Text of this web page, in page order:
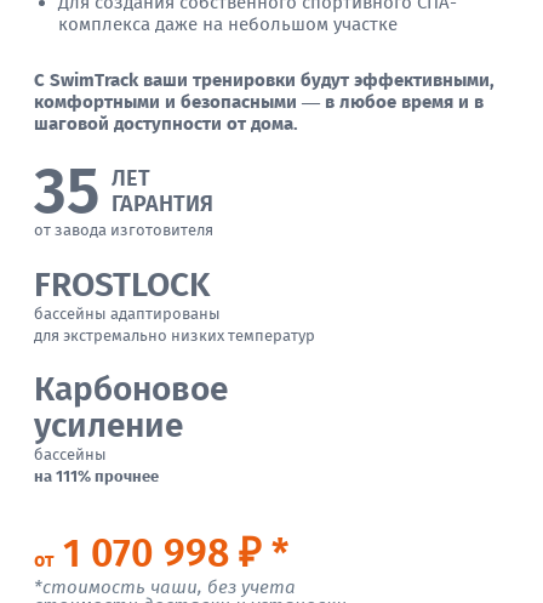
комплекса даже на небольшом участке
С SwimTrack ваши тренировки будут эффективными,
комфортными и безопасными — в любое время и в
шаговой доступности от дома.
35 ЛЕТ
ГАРАНТИЯ
от завода изготовителя
FROSTLOCK
бассейны адаптированы
для экстремально низких температур
Карбоновое
усиление
бассейны
на 111% прочнее
от1 070 998 ₽ *
*стоимость чаши, без учета